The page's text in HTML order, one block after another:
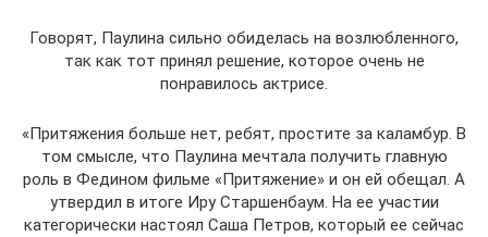
Говорят, Паулина сильно обиделась на возлюбленного,
так как тот принял решение, которое очень не
понравилось актрисе.
«Притяжения больше нет, ребят, простите за каламбур. В
том смысле, что Паулина мечтала получить главную
роль в Федином фильме «Притяжение» и он ей обещал. А
утвердил в итоге Иру Старшенбаум. На ее участии
категорически настоял Саша Петров, который ее сейчас